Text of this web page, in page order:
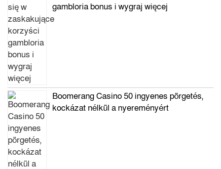
gambloria bonus i wygraj więcej
Boomerang Casino 50 ingyenes pörgetés,
kockázat nélkül a nyereményért